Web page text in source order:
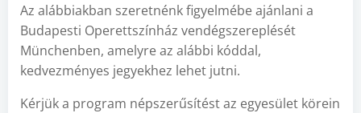
Az alábbiakban szeretnénk figyelmébe ajánlani a
Budapesti Operettszínház vendégszereplését
Münchenben, amelyre az alábbi kóddal,
kedvezményes jegyekhez lehet jutni.
Kérjük a program népszerűsítést az egyesület körein